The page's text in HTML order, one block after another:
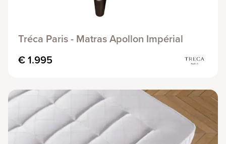
Tréca Paris - Matras Apollon Impérial
€ 1.995